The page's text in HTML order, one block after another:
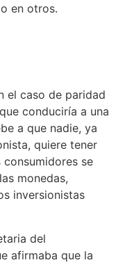
en otros.
el caso de paridad
conduciría a una
a que nadie, ya
quiere tener
se
monedas,
inversionistas
del
afirmaba que la